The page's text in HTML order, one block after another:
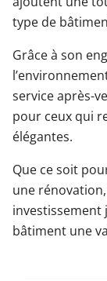
type de
Grâce à son
service après-
pour ceux qui
élégantes.
Que ce soit
une
bâtiment une